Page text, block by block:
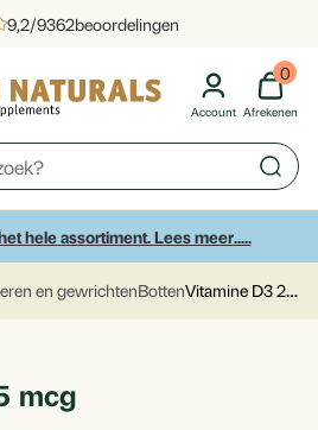
9,2/9362beoordelingen
Account
0
Afrekenen
hele assortiment. Lees meer.....
en gewrichtenBotten Vitamine D3 25 mcg
mcg